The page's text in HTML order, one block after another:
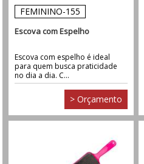
FEMININO-155
Escova com Espelho
Escova com espelho é ideal
para quem busca praticidade
no dia a dia. C...
> Orçamento